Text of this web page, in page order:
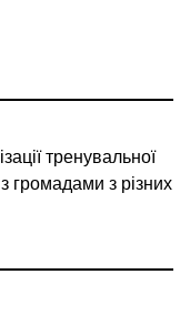
тренувальної
громадами з різних